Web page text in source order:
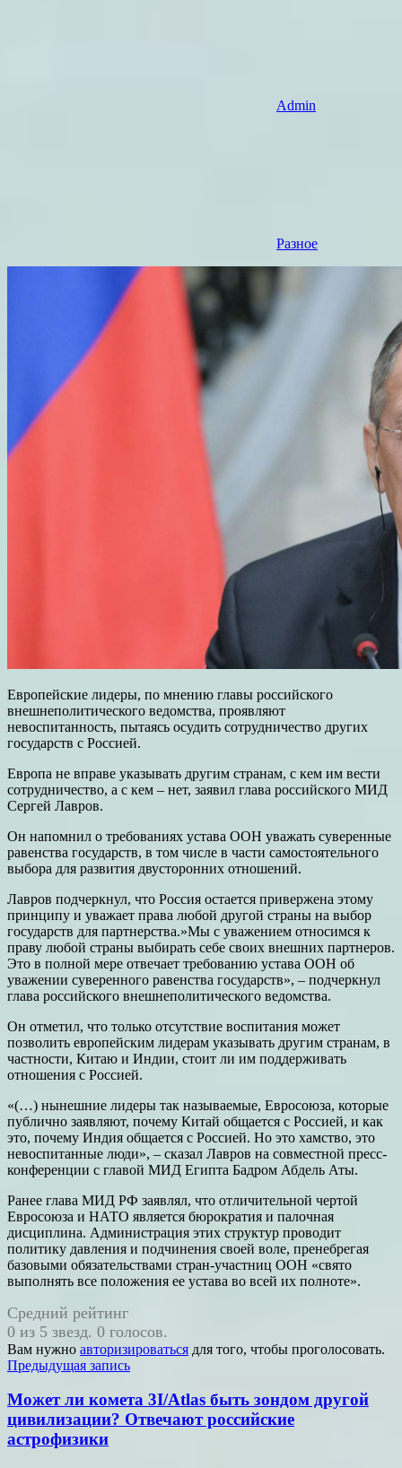
Admin
Разное
Европейские лидеры, по мнению главы российского
внешнеполитического ведомства, проявляют
невоспитанность, пытаясь осудить сотрудничество других
государств с Россией.
Европа не вправе указывать другим странам, с кем им вести
сотрудничество, а с кем – нет, заявил глава российского МИД
Сергей Лавров.
Он напомнил о требованиях устава ООН уважать суверенные
равенства государств, в том числе в части самостоятельного
выбора для развития двусторонних отношений.
Лавров подчеркнул, что Россия остается привержена этому
принципу и уважает права любой другой страны на выбор
государств для партнерства.»Мы с уважением относимся к
праву любой страны выбирать себе своих внешних партнеров.
Это в полной мере отвечает требованию устава ООН об
уважении суверенного равенства государств», – подчеркнул
глава российского внешнеполитического ведомства.
Он отметил, что только отсутствие воспитания может
позволить европейским лидерам указывать другим странам, в
частности, Китаю и Индии, стоит ли им поддерживать
отношения с Россией.
«(…) нынешние лидеры так называемые, Евросоюза, которые
публично заявляют, почему Китай общается с Россией, и как
это, почему Индия общается с Россией. Но это хамство, это
невоспитанные люди», – сказал Лавров на совместной пресс-
конференции с главой МИД Египта Бадром Абдель Аты.
Ранее глава МИД РФ заявлял, что отличительной чертой
Евросоюза и НАТО является бюрократия и палочная
дисциплина. Администрация этих структур проводит
политику давления и подчинения своей воле, пренебрегая
базовыми обязательствами стран-участниц ООН «свято
выполнять все положения ее устава во всей их полноте».
Средний рейтинг
0 из 5 звезд. 0 голосов.
Вам нужно авторизироваться для того, чтобы проголосовать.
Навигация
по
записям
Предыдущая запись
Может ли комета 3I/Atlas быть зондом другой
цивилизации? Отвечают российские
астрофизики